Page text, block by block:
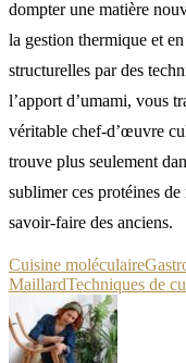
dompter une matière
la gestion thermique et
structurelles par des
l’apport d’umami, vous
véritable chef-d’œuvre
trouve plus seulement
sublimer ces protéines
savoir-faire des anciens.
Cuisine moléculaire
MaillardTechniques de